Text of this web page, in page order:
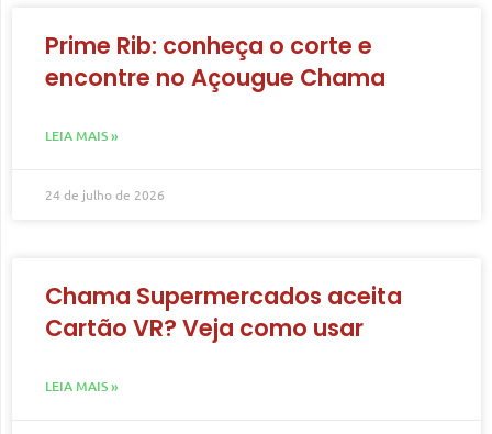
Prime Rib: conheça o corte e
encontre no Açougue Chama
LEIA MAIS »
24 de julho de 2026
Chama Supermercados aceita
Cartão VR? Veja como usar
LEIA MAIS »